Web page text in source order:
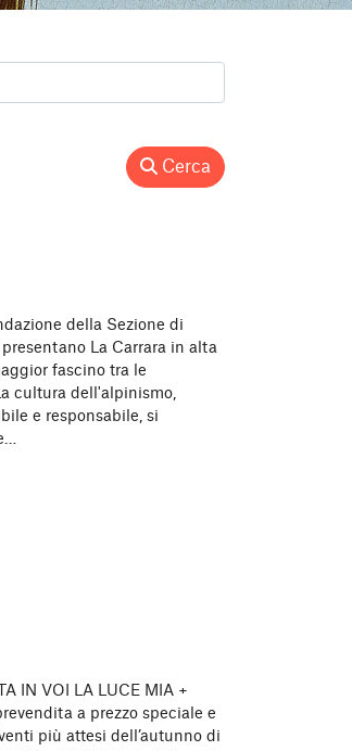
Cerca
della Sezione di
La Carrara in alta
fascino tra le
cultura dell'alpinismo,
e responsabile, si
IN VOI LA LUCE MIA +
a prezzo speciale e
più attesi dell’autunno di